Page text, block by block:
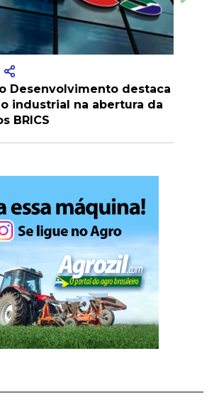
cria Conselho Interministerial
fortalecer sua soberania